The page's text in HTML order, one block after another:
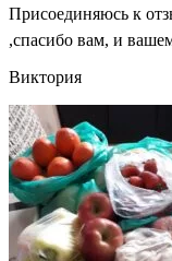
Присоединяюсь к
,спасибо вам, и
Виктория